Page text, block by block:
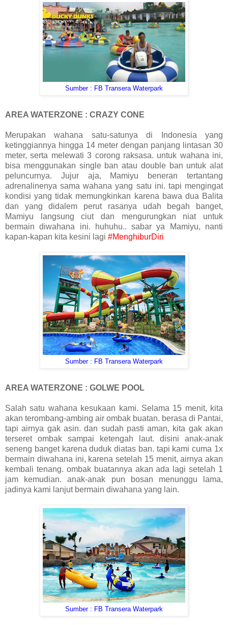
Sumber : FB Transera Waterpark
AREA WATERZONE : CRAZY CONE
Merupakan wahana satu-satunya di Indonesia yang
ketinggiannya hingga 14 meter dengan panjang lintasan 30
meter, serta melewati 3 corong raksasa. untuk wahana ini,
bisa menggunakan single ban atau double ban untuk alat
peluncurnya. Jujur aja, Mamiyu beneran tertantang
adrenalinenya sama wahana yang satu ini. tapi mengingat
kondisi yang tidak memungkinkan karena bawa dua Balita
dan yang didalem perut rasanya udah begah banget,
Mamiyu langsung ciut dan mengurungkan niat untuk
bermain diwahana ini. huhuhu.. sabar ya Mamiyu, nanti
kapan-kapan kita kesini lagi #MenghiburDiri
Sumber : FB Transera Waterpark
AREA WATERZONE : GOLWE POOL
Salah satu wahana kesukaan kami. Selama 15 menit, kita
akan terombang-ambing air ombak buatan. berasa di Pantai,
tapi airnya gak asin. dan sudah pasti aman, kita gak akan
terseret ombak sampai ketengah laut. disini anak-anak
seneng banget karena duduk diatas ban. tapi kami cuma 1x
bermain diwahana ini, karena setelah 15 menit, airnya akan
kembali tenang. ombak buatannya akan ada lagi setelah 1
jam kemudian. anak-anak pun bosan menunggu lama,
jadinya kami lanjut bermain diwahana yang lain.
Sumber : FB Transera Waterpark